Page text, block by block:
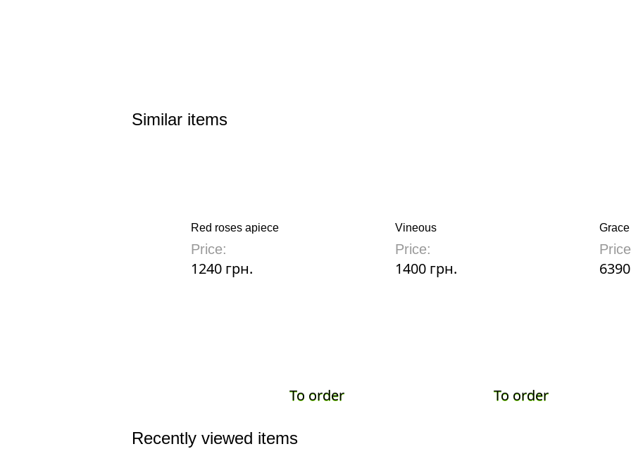
Similar items
Red roses apiece
Price:
1240 грн.
To order
Vineous
Price:
1400 грн.
To order
Grace
Recently viewed items